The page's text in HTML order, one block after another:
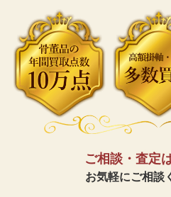
ご相談・査定
お気軽にご相談